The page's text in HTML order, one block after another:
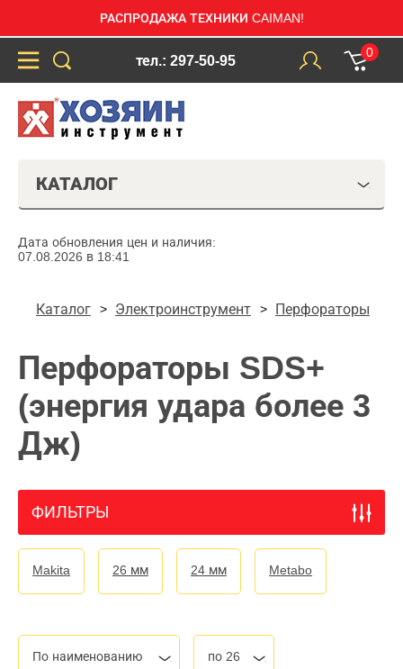
РАСПРОДАЖА ТЕХНИКИ CAIMAN!
тел.: 297-50-95
0
КАТАЛОГ
Дата обновления цен и наличия:
07.08.2026 в 18:41
Каталог Электроинструмент Перфораторы
Перфораторы SDS+
(энергия удара более 3
Дж)
ФИЛЬТРЫ
Makita 26 мм 24 мм Metabo
По наименованию по 26